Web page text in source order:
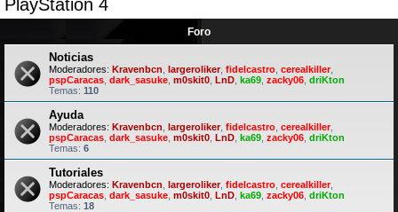
PlayStation 4
Foro
Noticias
Moderadores: Kravenbcn largeroliker, fidelcastro cerealkiller,
pspCaracas dark_sasuke m0skit0 LnD ka69 zacky06 driKton
Temas: 110
Ayuda
Moderadores: Kravenbcn largeroliker, fidelcastro cerealkiller,
pspCaracas dark_sasuke m0skit0 LnD ka69 zacky06 driKton
Temas: 6
Tutoriales
Moderadores: Kravenbcn largeroliker, fidelcastro cerealkiller,
pspCaracas dark_sasuke m0skit0 LnD ka69 zacky06 driKton
Temas: 18